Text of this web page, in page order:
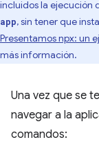
incluidos la ejecución
app, sin tener que
Presentamos npx: un
más información.
Una vez que se
navegar a la
comandos: